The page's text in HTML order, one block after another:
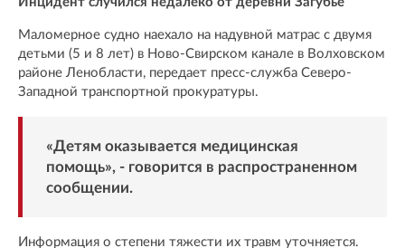
Маломерное судно наехало на надувной матрас с двумя
детьми (5 и 8 лет) в Ново-Свирском канале в Волховском
районе Ленобласти, передает пресс-служба Северо-
Западной транспортной прокуратуры.
«Детям оказывается медицинская
помощь», - говорится в распространенном
сообщении.
Информация о степени тяжести их травм уточняется.